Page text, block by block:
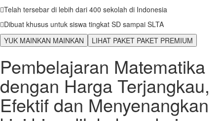
Telah tersebar di lebih dari 400 sekolah di Indonesia
Dibuat khusus untuk siswa tingkat SD sampai SLTA
YUK MAINKAN MAINKAN LIHAT PAKET PAKET PREMIUM
Pembelajaran Matematika
dengan Harga Terjangkau,
Efektif dan Menyenangkan